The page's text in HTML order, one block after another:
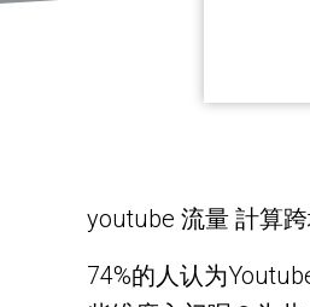
youtube 流量 計算
74%的人认为